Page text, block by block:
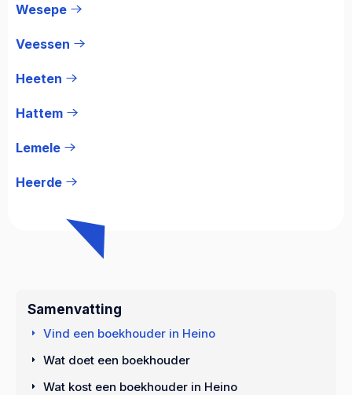
Wesepe
Veessen
Heeten
Hattem
Lemele
Heerde
Samenvatting
Vind een boekhouder in Heino
Wat doet een boekhouder
Wat kost een boekhouder in Heino